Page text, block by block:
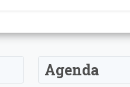
Agenda